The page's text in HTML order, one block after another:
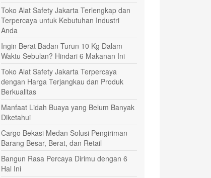
Toko Alat Safety Jakarta Terlengkap dan
Terpercaya untuk Kebutuhan Industri
Anda
Ingin Berat Badan Turun 10 Kg Dalam
Waktu Sebulan? Hindari 6 Makanan Ini
Toko Alat Safety Jakarta Terpercaya
dengan Harga Terjangkau dan Produk
Berkualitas
Manfaat Lidah Buaya yang Belum Banyak
Diketahui
Cargo Bekasi Medan Solusi Pengiriman
Barang Besar, Berat, dan Retail
Bangun Rasa Percaya Dirimu dengan 6
Hal Ini